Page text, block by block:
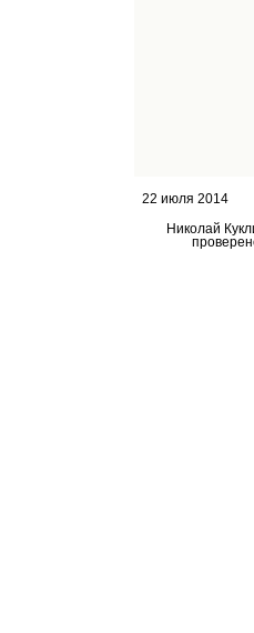
22 июля 2014
Николай